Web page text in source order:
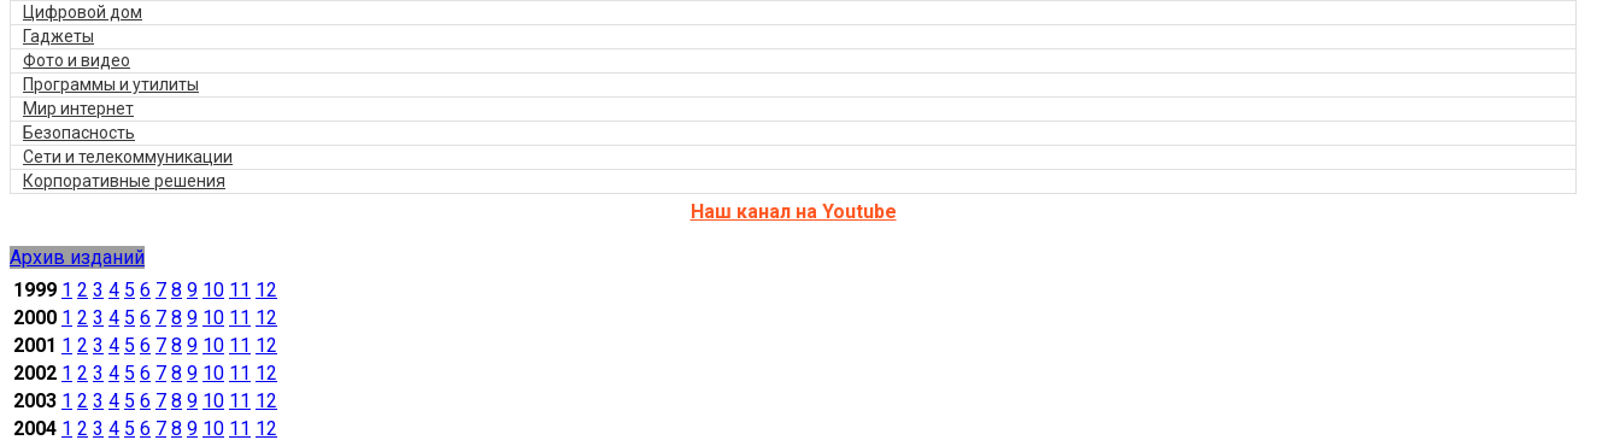
Цифровой дом
Гаджеты
Фото и видео
Программы и утилиты
Мир интернет
Безопасность
Сети и телекоммуникации
Корпоративные решения
Наш канал на Youtube
Архив изданий
1999 1 2 3 4 5 6 7 8 9 10 11 12
2000 1 2 3 4 5 6 7 8 9 10 11 12
2001 1 2 3 4 5 6 7 8 9 10 11 12
2002 1 2 3 4 5 6 7 8 9 10 11 12
2003 1 2 3 4 5 6 7 8 9 10 11 12
2004 1 2 3 4 5 6 7 8 9 10 11 12